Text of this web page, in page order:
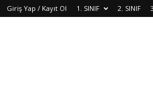
Giriş Yap / Kayıt Ol 1. SINIF 2. SINIF